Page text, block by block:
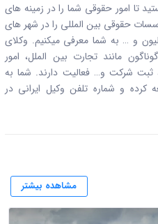
تا امور حقوقی شما را در زمینه های
حقوقی بین المللی را در شهر های
و … به شما معرفی میکنیم. وکلای
مانند تجارت بین الملل، امور
ثبت شرکت و… فعالیت دارند. شما به
کرده و شماره تلفن وکیل ایرانی در
مشاهده بیشتر